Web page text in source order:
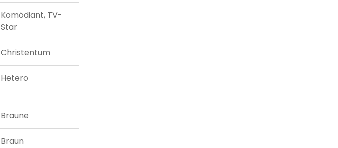
Komödiant, TV-
Star
Christentum
Hetero
Braune
Braun